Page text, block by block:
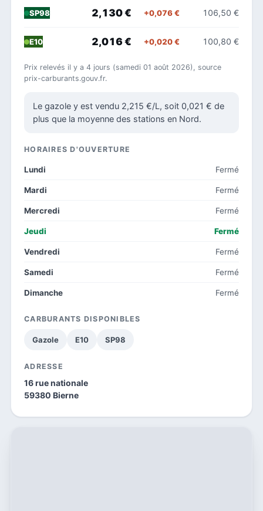
SP98 2,130 € +0,076 € 106,50 €
E10 2,016 € +0,020 € 100,80 €
Prix relevés il y a 4 jours (samedi 01 août 2026), source
prix-carburants.gouv.fr.
Le gazole y est vendu 2,215 €/L, soit 0,021 € de
plus que la moyenne des stations en Nord.
HORAIRES D'OUVERTURE
Lundi Fermé
Mardi Fermé
Mercredi Fermé
Jeudi Fermé
Vendredi Fermé
Samedi Fermé
Dimanche Fermé
CARBURANTS DISPONIBLES
Gazole E10 SP98
ADRESSE
16 rue nationale
59380 Bierne